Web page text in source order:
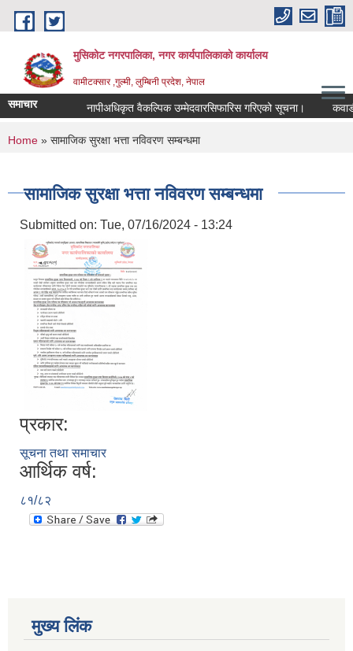
Skip to main content
मुसिकोट नगरपालिका, नगर कार्यपालिकाकाे कार्यालय
वामीटक्सार ,गुल्मी, लुम्बिनी प्रदेश, नेपाल
समाचार नापीअधिकृत वैकल्पिक उम्मेदवारसिफारिस गरिएको सूचना। कवाडी
You are here
Home » सामाजिक सुरक्षा भत्ता नविवरण सम्बन्धमा
सामाजिक सुरक्षा भत्ता नविवरण सम्बन्धमा
Submitted on: Tue, 07/16/2024 - 13:24
प्रकार:
सूचना तथा समाचार
आर्थिक वर्ष:
८१/८२
मुख्य लिंक